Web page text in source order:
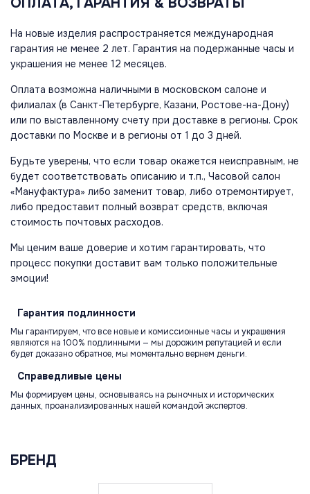
На новые изделия распространяется международная
гарантия не менее 2 лет. Гарантия на подержанные часы и
украшения не менее 12 месяцев.
Оплата возможна наличными в московском салоне и
филиалах (в Санкт-Петербурге, Казани, Ростове-на-Дону)
или по выставленному счету при доставке в регионы. Срок
доставки по Москве и в регионы от 1 до 3 дней.
Будьте уверены, что если товар окажется неисправным, не
будет соответствовать описанию и т.п., Часовой салон
«Мануфактура» либо заменит товар, либо отремонтирует,
либо предоставит полный возврат средств, включая
стоимость почтовых расходов.
Мы ценим ваше доверие и хотим гарантировать, что
процесс покупки доставит вам только положительные
эмоции!
Гарантия подлинности
Мы гарантируем, что все новые и комиссионные часы и украшения
являются на 100% подлинными — мы дорожим репутацией и если
будет доказано обратное, мы моментально вернем деньги.
Справедливые цены
Мы формируем цены, основываясь на рыночных и исторических
данных, проанализированных нашей командой экспертов.
БРЕНД